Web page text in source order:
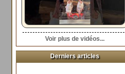
Voir plus de vidéos...
Derniers articles